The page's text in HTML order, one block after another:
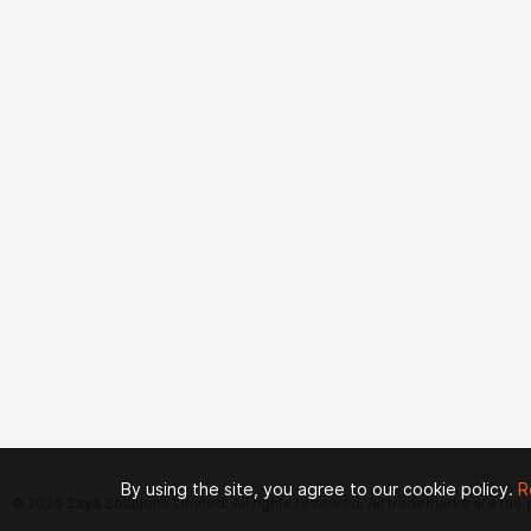
© 2026 Zaya Solutions Limited. All rights reserved. All trademarks are
By using the site, you agree to our cookie policy.